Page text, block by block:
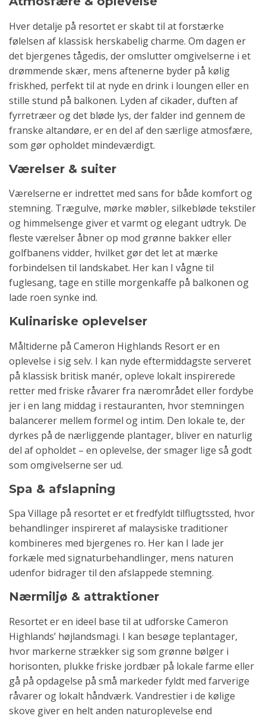
Hver detalje på resortet er skabt til at forstærke
følelsen af klassisk herskabelig charme. Om dagen er
det bjergenes tågedis, der omslutter omgivelserne i et
drømmende skær, mens aftenerne byder på kølig
friskhed, perfekt til at nyde en drink i loungen eller en
stille stund på balkonen. Lyden af cikader, duften af
fyrretræer og det bløde lys, der falder ind gennem de
franske altandøre, er en del af den særlige atmosfære,
som gør opholdet mindeværdigt.
Værelser & suiter
Værelserne er indrettet med sans for både komfort og
stemning. Trægulve, mørke møbler, silkebløde tekstiler
og himmelsenge giver et varmt og elegant udtryk. De
fleste værelser åbner op mod grønne bakker eller
golfbanens vidder, hvilket gør det let at mærke
forbindelsen til landskabet. Her kan I vågne til
fuglesang, tage en stille morgenkaffe på balkonen og
lade roen synke ind.
Kulinariske oplevelser
Måltiderne på Cameron Highlands Resort er en
oplevelse i sig selv. I kan nyde eftermiddagste serveret
på klassisk britisk manér, opleve lokalt inspirerede
retter med friske råvarer fra nærområdet eller fordybe
jer i en lang middag i restauranten, hvor stemningen
balancerer mellem formel og intim. Den lokale te, der
dyrkes på de nærliggende plantager, bliver en naturlig
del af opholdet – en oplevelse, der smager lige så godt
som omgivelserne ser ud.
Spa & afslapning
Spa Village på resortet er et fredfyldt tilflugtssted, hvor
behandlinger inspireret af malaysiske traditioner
kombineres med bjergenes ro. Her kan I lade jer
forkæle med signaturbehandlinger, mens naturen
udenfor bidrager til den afslappede stemning.
Nærmiljø & attraktioner
Resortet er en ideel base til at udforske Cameron
Highlands’ højlandsmagi. I kan besøge teplantager,
hvor markerne strækker sig som grønne bølger i
horisonten, plukke friske jordbær på lokale farme eller
gå på opdagelse på små markeder fyldt med farverige
råvarer og lokalt håndværk. Vandrestier i de kølige
skove giver en helt anden naturoplevelse end